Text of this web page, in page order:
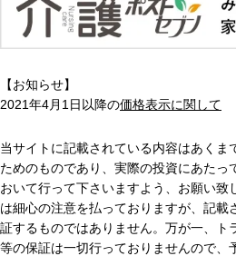
【お知らせ】
2021年4月1日以降の価格表示に関して
当サイトに記載されている内容はあくま
ためのものであり、実際の投資にあたっ
おいて行って下さいますよう、お願い致
は細心の注意を払っておりますが、記載
証するものではありません。万が一、ト
等の保証は一切行っておりませんので、